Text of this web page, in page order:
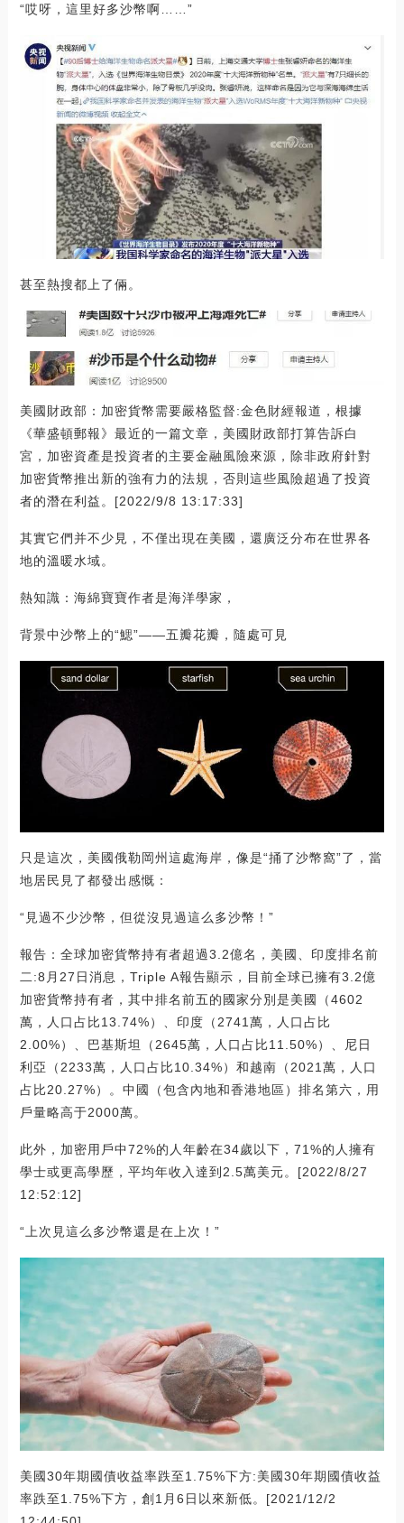
“哎呀，這里好多沙幣啊……”
甚至熱搜都上了倆。
美國財政部：加密貨幣需要嚴格監督:金色財經報道，根據
《華盛頓郵報》最近的一篇文章，美國財政部打算告訴白
宮，加密資產是投資者的主要金融風險來源，除非政府針對
加密貨幣推出新的強有力的法規，否則這些風險超過了投資
者的潛在利益。[2022/9/8 13:17:33]
其實它們并不少見，不僅出現在美國，還廣泛分布在世界各
地的溫暖水域。
熱知識：海綿寶寶作者是海洋學家，
背景中沙幣上的“鰓”——五瓣花瓣，隨處可見
只是這次，美國俄勒岡州這處海岸，像是“捅了沙幣窩”了，當
地居民見了都發出感慨：
“見過不少沙幣，但從沒見過這么多沙幣！”
報告：全球加密貨幣持有者超過3.2億名，美國、印度排名前
二:8月27日消息，Triple A報告顯示，目前全球已擁有3.2億
加密貨幣持有者，其中排名前五的國家分別是美國（4602
萬，人口占比13.74%）、印度（2741萬，人口占比
2.00%）、巴基斯坦（2645萬，人口占比11.50%）、尼日
利亞（2233萬，人口占比10.34%）和越南（2021萬，人口
占比20.27%）。中國（包含內地和香港地區）排名第六，用
戶量略高于2000萬。
此外，加密用戶中72%的人年齡在34歲以下，71%的人擁有
學士或更高學歷，平均年收入達到2.5萬美元。[2022/8/27
12:52:12]
“上次見這么多沙幣還是在上次！”
美國30年期國債收益率跌至1.75%下方:美國30年期國債收益
率跌至1.75%下方，創1月6日以來新低。[2021/12/2